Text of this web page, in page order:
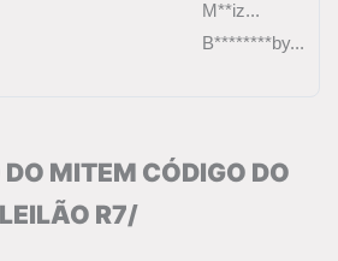
M**iz...
B********by...
MITEM CÓDIGO DO
LEILÃO R7/